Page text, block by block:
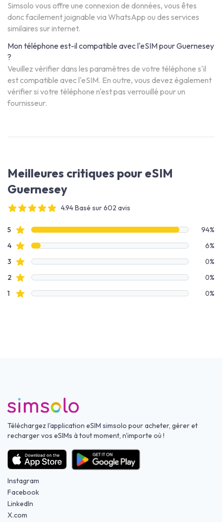
Simsolo vous offre une connexion de données, vous êtes
donc facilement joignable via WhatsApp ou des services
similaires sur internet.
Mon téléphone est-il compatible avec l'eSIM pour Guernesey
?
Veuillez vérifier dans les paramètres de votre téléphone s'il
est compatible avec l'eSIM. En outre, vous devez également
vérifier si votre téléphone n'est pas verrouillé pour un
fournisseur.
Meilleures critiques pour eSIM
Guernesey
4.94 Basé sur 602 avis
Données des avis
5avis étoilés
94%
4avis étoilés
6%
3 avis étoilés
0%
2avis étoilés
0%
1 avis étoilés 0%
Téléchargez l'application eSIM simsolo pour acheter, gérer et
recharger vos eSIMs à tout moment, n'importe où !
Instagram
Facebook
LinkedIn
X.com